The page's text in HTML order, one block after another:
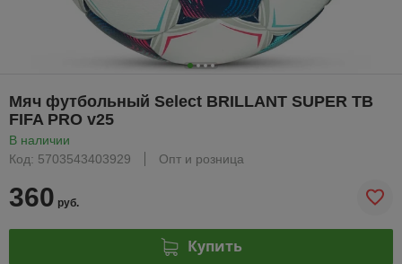
Мяч футбольный Select BRILLANT SUPER TB
FIFA PRO v25
В наличии
Код: 5703543403929
Опт и розница
360 руб.
Купить